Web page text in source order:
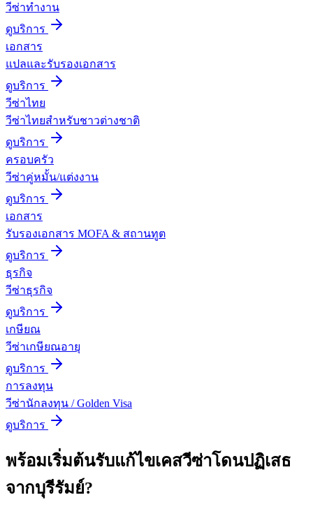
วีซ่าทำงาน
ดูบริการ
เอกสาร
แปลและรับรองเอกสาร
ดูบริการ
วีซ่าไทย
วีซ่าไทยสำหรับชาวต่างชาติ
ดูบริการ
ครอบครัว
วีซ่าคู่หมั้น/แต่งงาน
ดูบริการ
เอกสาร
รับรองเอกสาร MOFA & สถานทูต
ดูบริการ
ธุรกิจ
วีซ่าธุรกิจ
ดูบริการ
เกษียณ
วีซ่าเกษียณอายุ
ดูบริการ
การลงทุน
วีซ่านักลงทุน / Golden Visa
ดูบริการ
พร้อมเริ่มต้นรับแก้ไขเคสวีซ่าโดนปฏิเสธ
จากบุรีรัมย์?